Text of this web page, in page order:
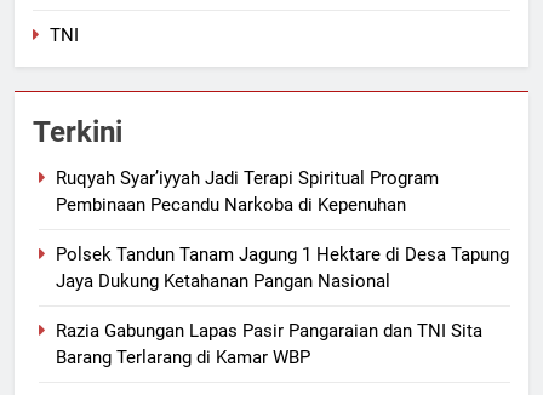
TNI
Terkini
Ruqyah Syar’iyyah Jadi Terapi Spiritual Program
Pembinaan Pecandu Narkoba di Kepenuhan
Polsek Tandun Tanam Jagung 1 Hektare di Desa Tapung
Jaya Dukung Ketahanan Pangan Nasional
Razia Gabungan Lapas Pasir Pangaraian dan TNI Sita
Barang Terlarang di Kamar WBP